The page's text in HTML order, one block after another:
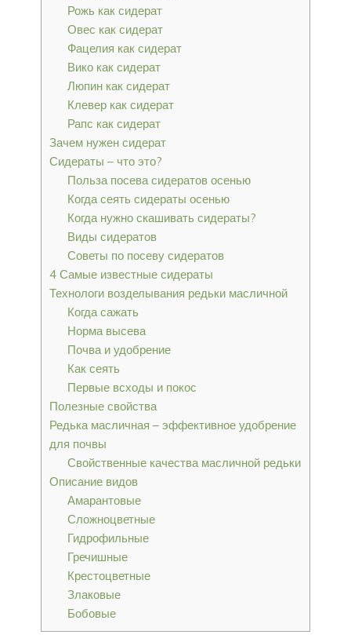
Рожь как сидерат
Овес как сидерат
Фацелия как сидерат
Вико как сидерат
Люпин как сидерат
Клевер как сидерат
Рапс как сидерат
Зачем нужен сидерат
Сидераты – что это?
Польза посева сидератов осенью
Когда сеять сидераты осенью
Когда нужно скашивать сидераты?
Виды сидератов
Советы по посеву сидератов
4 Самые известные сидераты
Технологи возделывания редьки масличной
Когда сажать
Норма высева
Почва и удобрение
Как сеять
Первые всходы и покос
Полезные свойства
Редька масличная – эффективное удобрение
для почвы
Свойственные качества масличной редьки
Описание видов
Амарантовые
Сложноцветные
Гидрофильные
Гречишные
Крестоцветные
Злаковые
Бобовые